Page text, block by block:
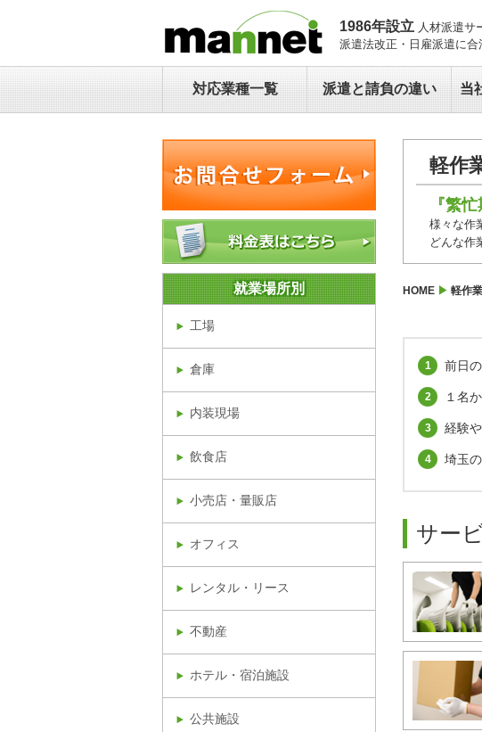
1986年設立 人材派遣サ
派遣法改正・日雇派遣に
対応業種一覧 派遣と請負の違い 当
軽作
『繁
様々な作
どんな作
HOME 軽作
前日
１名
経験
埼玉
サー
就業場所別
工場
倉庫
内装現場
飲食店
小売店・量販店
オフィス
レンタル・リース
不動産
ホテル・宿泊施設
公共施設